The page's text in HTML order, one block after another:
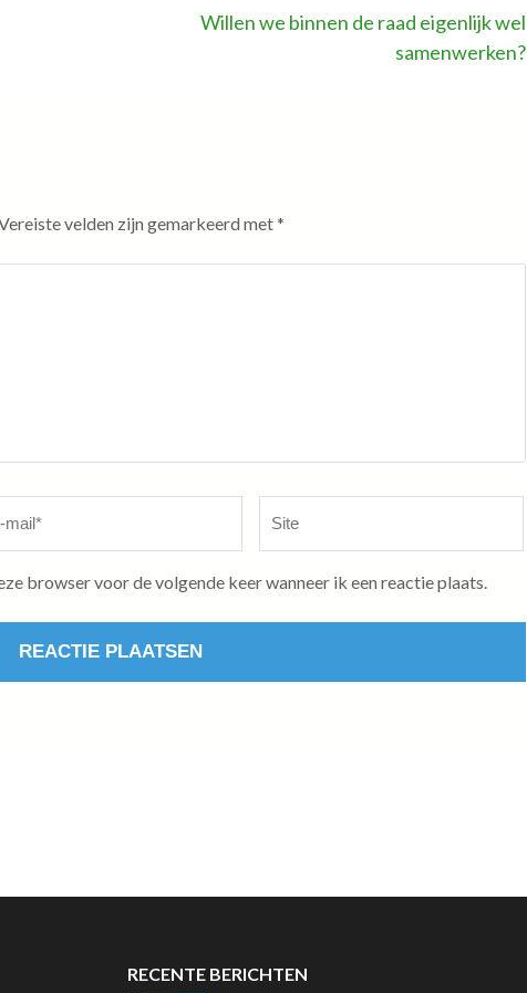
Willen we binnen de raad eigenlijk wel
samenwerken?
velden zijn gemarkeerd met*
*
browser voor de volgende keer wanneer ik een reactie plaats.
RECENTE BERICHTEN